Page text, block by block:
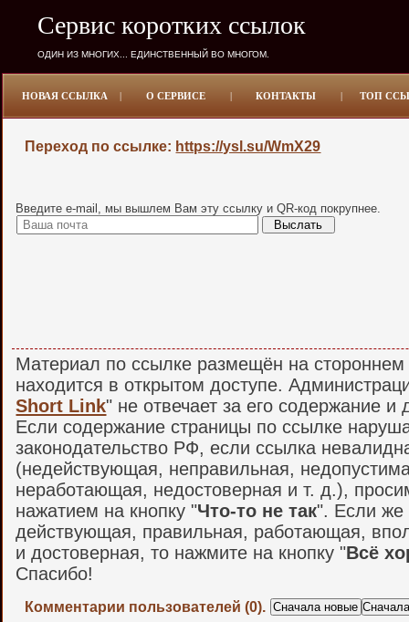
Сервис коротких ссылок
ОДИН ИЗ МНОГИХ... ЕДИНСТВЕННЫЙ ВО МНОГОМ.
НОВАЯ ССЫЛКА | О СЕРВИСЕ | КОНТАКТЫ | ТОП
Переход по ссылке: https://ysl.su/WmX29
Введите e-mail, мы вышлем Вам эту ссылку и QR-код покрупнее.
Материал по ссылке размещён на стороннем
находится в открытом доступе.
Short Link" не отвечает за его содержание и
Если содержание страницы по ссылке
законодательство РФ, если ссылка
(недействующая, неправильная,
неработающая, недостоверная и т. д.),
нажатием на кнопку "Что-то не так". Если же
действующая, правильная, работающая,
и достоверная, то нажмите на кнопку "Всё
Спасибо!
Комментарии пользователей (0).